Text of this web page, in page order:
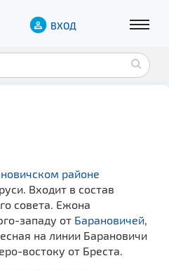
ВХОД
районе
Входит в состав
совета. Ежона
западу от Барановичей
на линии Барановичи
востоку от Бреста.